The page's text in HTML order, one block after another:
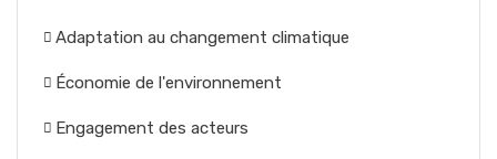
Adaptation au changement climatique
Économie de l'environnement
Engagement des acteurs